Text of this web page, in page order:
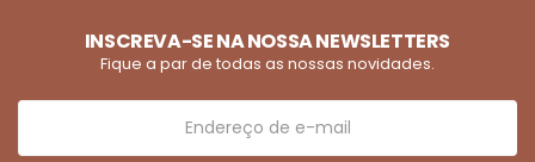
INSCREVA-SE NA NOSSA NEWSLETTERS
Fique a par de todas as nossas novidades.